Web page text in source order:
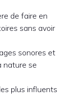
de faire en
sans avoir
sonores et
nature se
plus influents